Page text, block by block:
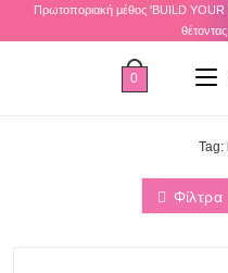
Πρωτοποριακή μέθος 'BUILD
0
Tag:
Φίλτρα